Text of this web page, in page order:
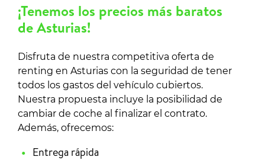
¡Tenemos los precios más baratos
de Asturias!
Disfruta de nuestra competitiva oferta de
renting en Asturias con la seguridad de tener
todos los gastos del vehículo cubiertos.
Nuestra propuesta incluye la posibilidad de
cambiar de coche al finalizar el contrato.
Además, ofrecemos:
Entrega rápida